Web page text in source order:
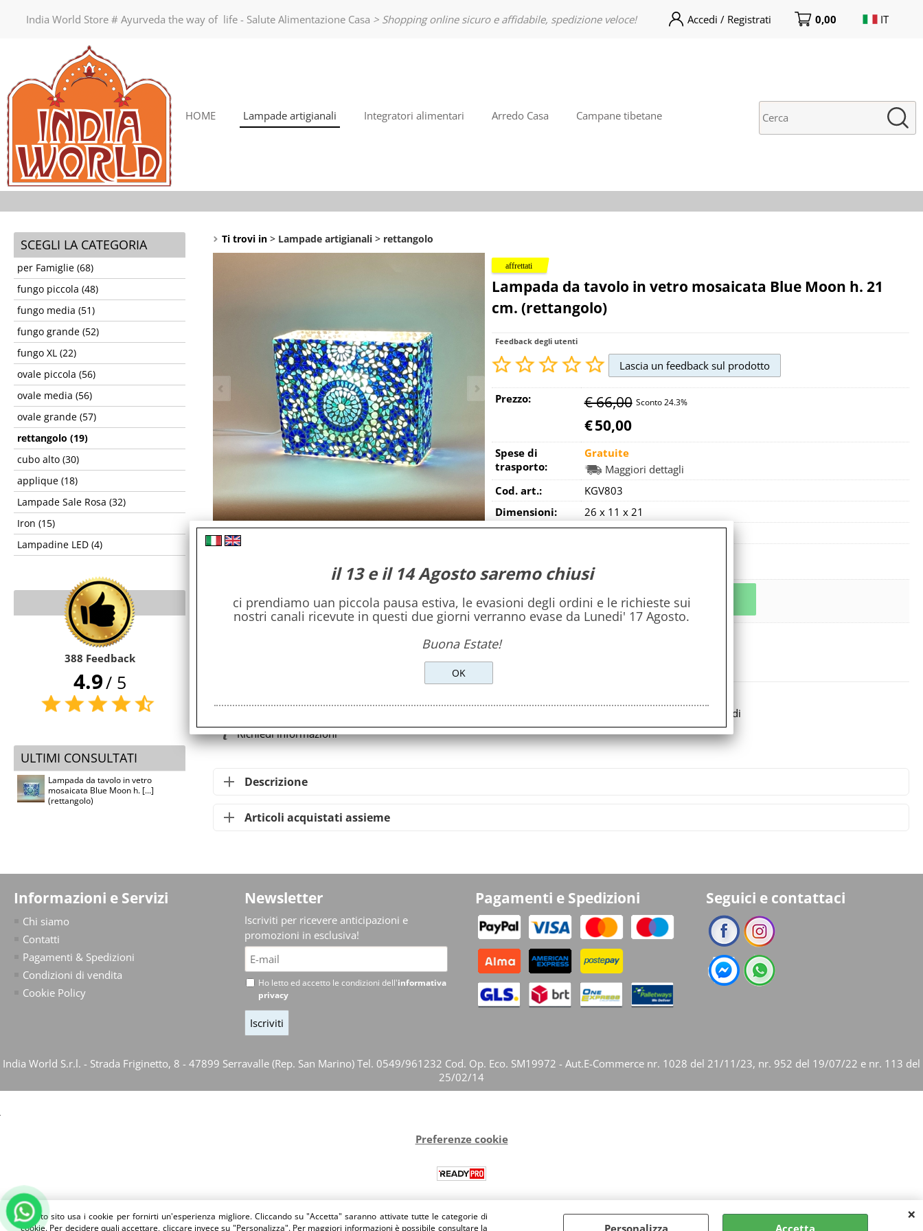
Questo sito usa i cookie per fornirti un'esperienza migliore. Cliccando su "Accetta" saranno attivate tutte le categorie di
cookie. Per decidere quali accettare, cliccare invece su "Personalizza". Per maggiori informazioni è possibile consultare la
Personalizza Accetta
India World Store # Ayurveda the way of life - Salute Alimentazione Casa > Shopping online sicuro e affidabile, spedizione veloce! Accedi / Registrati
un nuovo account. La
registrazione è gratuita e veloce!
0,00 IT
HOME Lampade artigianali Integratori alimentari Arredo Casa Campane tibetane
SCEGLI LA CATEGORIA
per Famiglie (68)
fungo piccola (48)
fungo media (51)
fungo grande (52)
fungo XL (22)
ovale piccola (56)
ovale media (56)
ovale grande (57)
rettangolo (19)
cubo alto (30)
applique (18)
Lampade Sale Rosa (32)
Iron (15)
Lampadine LED (4)
388 Feedback
4.9/ 5
ULTIMI CONSULTATI
Lampada da tavolo in vetro
mosaicata Blue Moon h. [...]
(rettangolo)
Ti trovi in Lampade artigianali rettangolo
Lampada da tavolo in vetro mosaicata Blue Moon h. 21
cm. (rettangolo)
Feedback degli utenti
Prezzo: € 66,00 Sconto 24.3%
€50,00
Spese di
trasporto:
Gratuite
Maggiori dettagli
Cod. art.:
KGV803
Dimensioni:
26 x 11 x 21
ricevi in 24/48 ore!
Condividi
Richiedi informazioni
Descrizione
Articoli acquistati assieme
Informazioni e Servizi
Chi siamo
Contatti
Pagamenti & Spedizioni
Condizioni di vendita
Cookie Policy
Newsletter
Iscriviti per ricevere anticipazioni e
promozioni in esclusiva!
Ho letto ed accetto le condizioni dell'informativa
privacy
Pagamenti e Spedizioni Seguici e contattaci
India World S.r.l. - Strada Friginetto, 8 - 47899 Serravalle (Rep. San Marino) Tel. 0549/961232 Cod. Op. Eco. SM19972 - Aut.E-Commerce nr. 1028 del 21/11/23, nr. 952 del 19/07/22 e nr. 113 del
25/02/14
Preferenze cookie
il 13 e il 14 Agosto saremo chiusi
ci prendiamo uan piccola pausa estiva, le evasioni degli ordini e le richieste sui
nostri canali ricevute in questi due giorni verranno evase da Lunedi' 17 Agosto.
Buona Estate!